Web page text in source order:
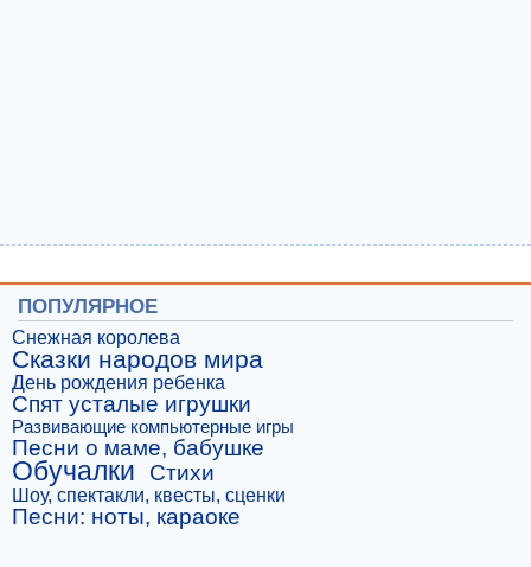
ПОПУЛЯРНОЕ
Снежная королева
Сказки народов мира
День рождения ребенка
Спят усталые игрушки
Развивающие компьютерные игры
Песни о маме, бабушке
Обучалки Стихи
Шоу, спектакли, квесты, сценки
Песни: ноты, караоке